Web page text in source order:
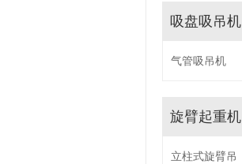
吸盘吸吊机
气管吸吊机
旋臂起重机
立柱式旋臂吊